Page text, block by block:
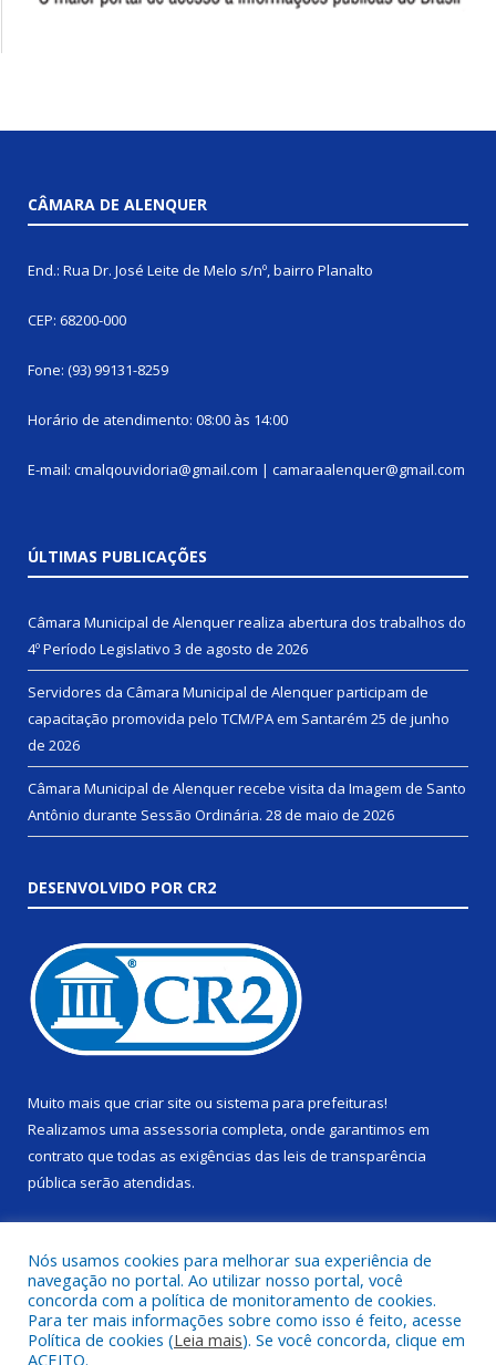
CÂMARA DE ALENQUER
End.: Rua Dr. José Leite de Melo s/nº, bairro Planalto
CEP: 68200-000
Fone: (93) 99131-8259
Horário de atendimento: 08:00 às 14:00
E-mail: cmalqouvidoria@gmail.com | camaraalenquer@gmail.com
ÚLTIMAS PUBLICAÇÕES
Câmara Municipal de Alenquer realiza abertura dos trabalhos do
4º Período Legislativo 3 de agosto de 2026
Servidores da Câmara Municipal de Alenquer participam de
capacitação promovida pelo TCM/PA em Santarém 25 de junho
de 2026
Câmara Municipal de Alenquer recebe visita da Imagem de Santo
Antônio durante Sessão Ordinária. 28 de maio de 2026
DESENVOLVIDO POR CR2
Muito mais que criar site ou sistema para prefeituras!
Realizamos uma assessoria completa, onde garantimos em
contrato que todas as exigências das leis de transparência
pública serão atendidas.
Todos os direitos reservados a Câmara Municipal de Alenquer.
Nós usamos cookies para melhorar sua experiência de
navegação no portal. Ao utilizar nosso portal, você
concorda com a política de monitoramento de cookies.
Para ter mais informações sobre como isso é feito, acesse
Política de cookies (Leia mais). Se você concorda, clique em
ACEITO.